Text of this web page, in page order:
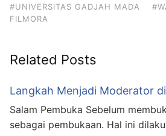
#UNIVERSITAS GADJAH MADA
FILMORA
Related Posts
Langkah Menjadi Moderator
Salam Pembuka Sebelum
sebagai pembukaan. Hal ini